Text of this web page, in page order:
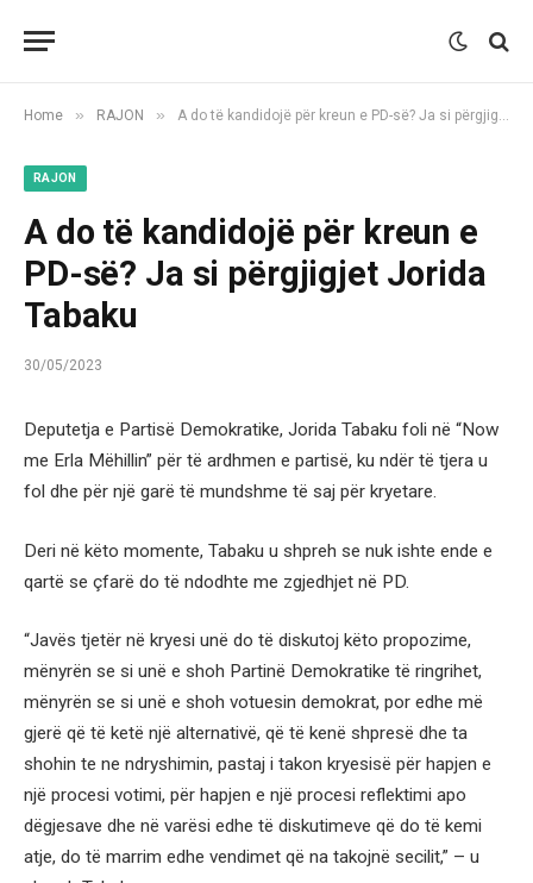
Home » RAJON » A do të kandidojë për kreun e PD-së? Ja si përgjigjet Jorida Tabaku
RAJON
A do të kandidojë për kreun e
PD-së? Ja si përgjigjet Jorida
Tabaku
30/05/2023
Deputetja e Partisë Demokratike, Jorida Tabaku foli në “Now
me Erla Mëhillin” për të ardhmen e partisë, ku ndër të tjera u
fol dhe për një garë të mundshme të saj për kryetare.
Deri në këto momente, Tabaku u shpreh se nuk ishte ende e
qartë se çfarë do të ndodhte me zgjedhjet në PD.
“Javës tjetër në kryesi unë do të diskutoj këto propozime,
mënyrën se si unë e shoh Partinë Demokratike të ringrihet,
mënyrën se si unë e shoh votuesin demokrat, por edhe më
gjerë që të ketë një alternativë, që të kenë shpresë dhe ta
shohin te ne ndryshimin, pastaj i takon kryesisë për hapjen e
një procesi votimi, për hapjen e një procesi reflektimi apo
dëgjesave dhe në varësi edhe të diskutimeve që do të kemi
atje, do të marrim edhe vendimet që na takojnë secilit,” – u